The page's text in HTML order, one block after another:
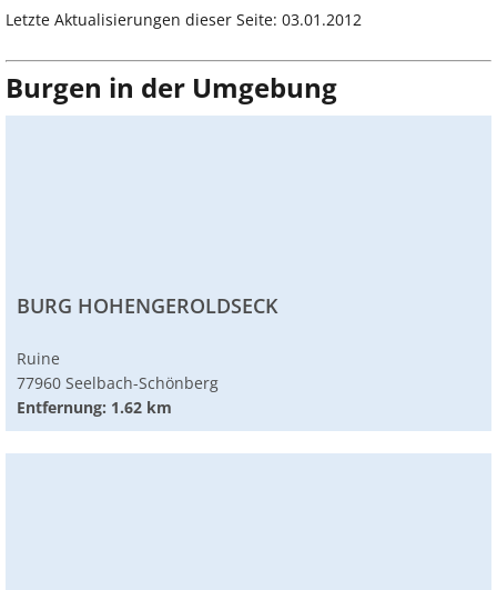
Letzte Aktualisierungen dieser Seite: 03.01.2012
Burgen in der Umgebung
BURG HOHENGEROLDSECK
Ruine
77960 Seelbach-Schönberg
Entfernung: 1.62 km